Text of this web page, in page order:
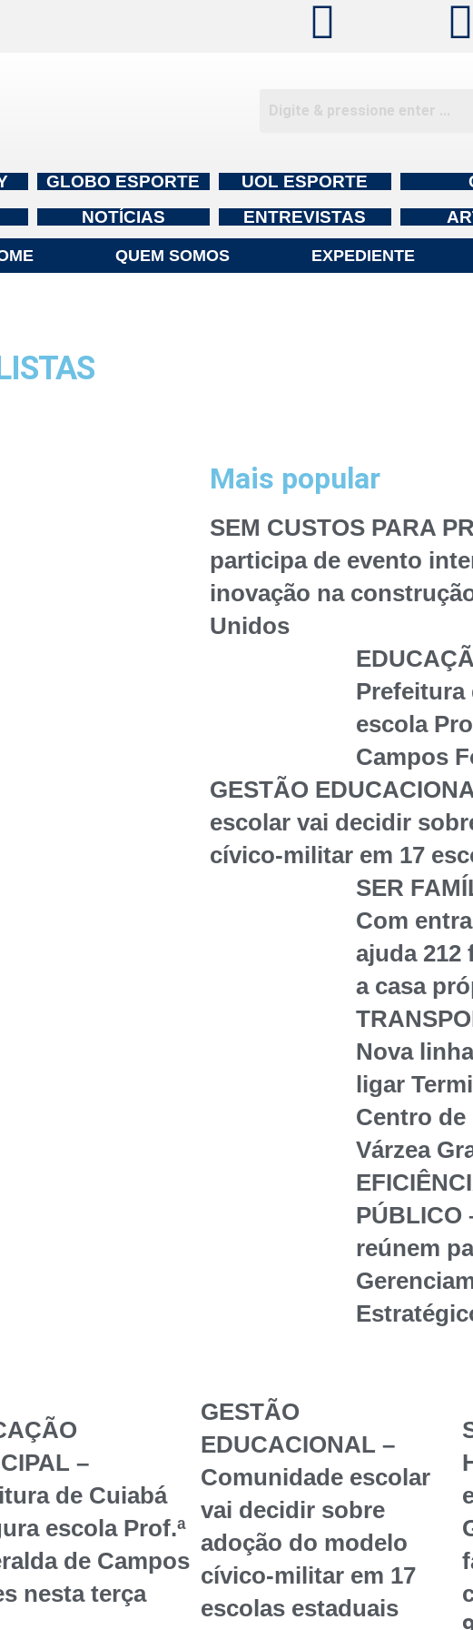
GLOBO ESPORTE UOL ESPORTE
NOTÍCIAS ENTREVISTAS
QUEM SOMOS EXPEDIENTE
Mais popular
SEM CUSTOS PARA
participa de evento
inovação na
Unidos
Prefeitura
escola
Campos
GESTÃO
escolar vai decidir
cívico-militar em 17
SER
Com
ajuda 212
a casa
Nova
ligar
Centro de
Várzea
PÚBLICO
reúnem
–
de Cuiabá
escola Prof.ª
de Campos
nesta terça
GESTÃO
EDUCACIONAL –
Comunidade escolar
vai decidir sobre
adoção do modelo
cívico-militar em 17
escolas estaduais